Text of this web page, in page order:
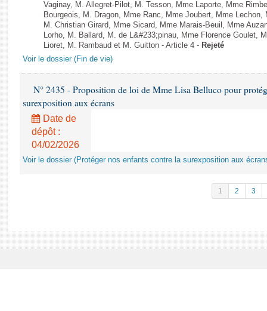
Vaginay, M. Allegret-Pilot, M. Tesson, Mme Laporte, Mme
Bourgeois, M. Dragon, Mme Ranc, Mme Joubert, Mme
M. Christian Girard, Mme Sicard, Mme Marais-Beuil, Mme
Lorho, M. Ballard, M. de L&#233;pinau, Mme Florence Goulet,
Lioret, M. Rambaud et M. Guitton - Article 4 - Rejeté
Voir le dossier (Fin de vie)
N° 2435 - Proposition de loi de Mme Lisa Belluco pour
surexposition aux écrans
Date de
dépôt :
04/02/2026
Voir le dossier (Protéger nos enfants contre la surexposition aux
1 2 3